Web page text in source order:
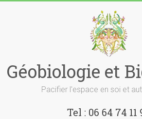
Géobiologie et
Pacifier l'espace en soi et
Tel : 06 64 74 11